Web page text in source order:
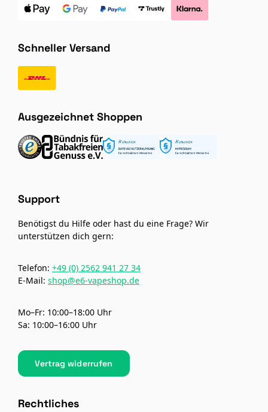
Schneller Versand
Ausgezeichnet Shoppen
Support
Benötigst du Hilfe oder hast du eine Frage? Wir
unterstützen dich gern:
Telefon: +49 (0) 2562 941 27 34
E-Mail: shop@e6-vapeshop.de
Mo–Fr: 10:00–18:00 Uhr
Sa: 10:00–16:00 Uhr
Vertrag widerrufen
Rechtliches